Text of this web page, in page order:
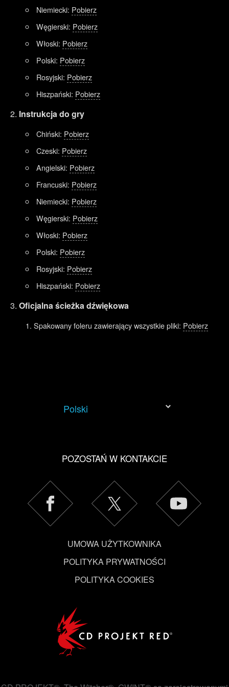
Niemiecki: Pobierz
Węgierski: Pobierz
Włoski: Pobierz
Polski: Pobierz
Rosyjski: Pobierz
Hiszpański: Pobierz
Instrukcja do gry
Chiński: Pobierz
Czeski: Pobierz
Angielski: Pobierz
Francuski: Pobierz
Niemiecki: Pobierz
Węgierski: Pobierz
Włoski: Pobierz
Polski: Pobierz
Rosyjski: Pobierz
Hiszpański: Pobierz
Oficjalna ścieżka dźwiękowa
Spakowany foleru zawierający wszystkie pliki: Pobierz
Polski
POZOSTAŃ W KONTAKCIE
UMOWA UŻYTKOWNIKA
POLITYKA PRYWATNOŚCI
POLITYKA COOKIES